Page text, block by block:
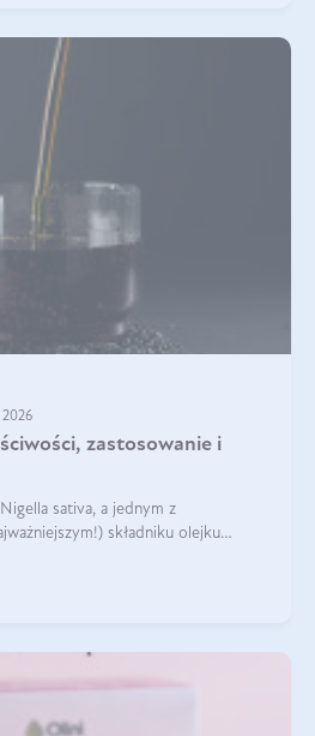
zastosowanie i
sativa, a jednym z
składniku olejku